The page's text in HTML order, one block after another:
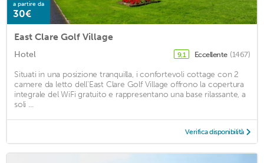
a partire da
30€
East Clare Golf Village
Hotel 9,1 Eccellente (1467)
Situati in una posizione tranquilla, i confortevoli cottage con 2
camere da letto dell'East Clare Golf Village offrono la copertura
integrale del WiFi gratuito e rappresentano una base rilassante, a
soli ...
Verifica disponibilità